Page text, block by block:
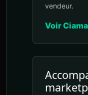
vendeur.
Voir